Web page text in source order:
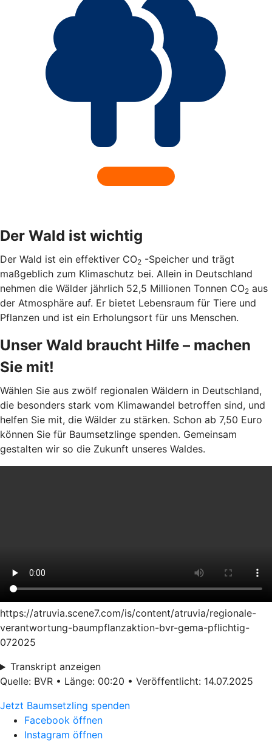
Der Wald ist wichtig
Der Wald ist ein effektiver CO2 -Speicher und trägt
maßgeblich zum Klimaschutz bei. Allein in Deutschland
nehmen die Wälder jährlich 52,5 Millionen Tonnen CO2 aus
der Atmosphäre auf. Er bietet Lebensraum für Tiere und
Pflanzen und ist ein Erholungsort für uns Menschen.
Unser Wald braucht Hilfe – machen
Sie mit!
Wählen Sie aus zwölf regionalen Wäldern in Deutschland,
die besonders stark vom Klimawandel betroffen sind, und
helfen Sie mit, die Wälder zu stärken. Schon ab 7,50 Euro
können Sie für Baumsetzlinge spenden. Gemeinsam
gestalten wir so die Zukunft unseres Waldes.
https://atruvia.scene7.com/is/content/atruvia/regionale-
verantwortung-baumpflanzaktion-bvr-gema-pflichtig-
072025
Transkript anzeigen
Quelle: BVR • Länge: 00:20 • Veröffentlicht: 14.07.2025
Jetzt Baumsetzling spenden
Facebook öffnen
Instagram öffnen